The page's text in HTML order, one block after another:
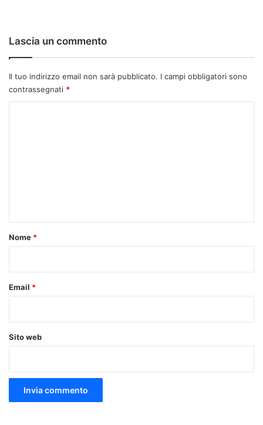
Lascia un commento
Il tuo indirizzo email non sarà pubblicato. I campi obbligatori sono
contrassegnati *
o
Nome *
Email *
Sito web